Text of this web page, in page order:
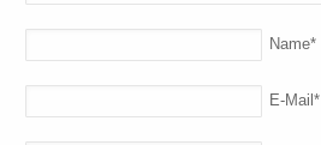
Name*
E-Mail*